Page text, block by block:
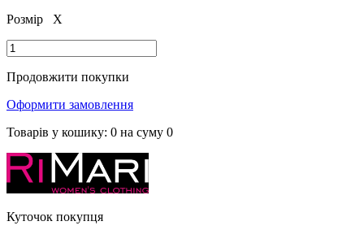
Розмір
X
Продовжити покупки
Оформити замовлення
Товарів у кошику: 0 на суму 0
Куточок покупця